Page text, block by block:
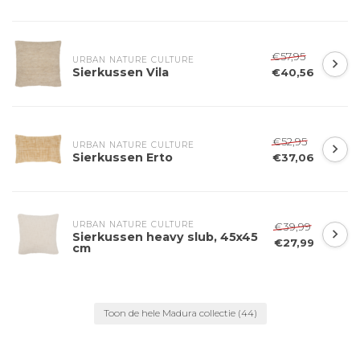
URBAN NATURE CULTURE
Sierkussen Vila
€57,95
€40,56
URBAN NATURE CULTURE
Sierkussen Erto
€52,95
€37,06
URBAN NATURE CULTURE
Sierkussen heavy slub, 45x45
cm
€39,99
€27,99
Toon de hele Madura collectie (44)